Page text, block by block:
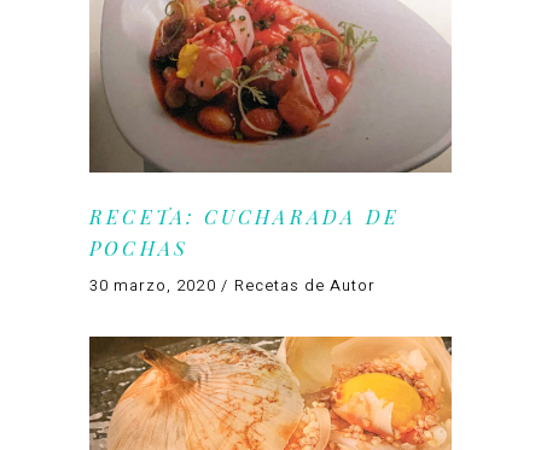
RECETA: CUCHARADA DE
POCHAS
30 marzo, 2020 Recetas de Autor